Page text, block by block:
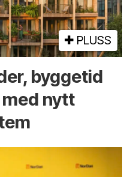
PLUSS
byggetid
nytt